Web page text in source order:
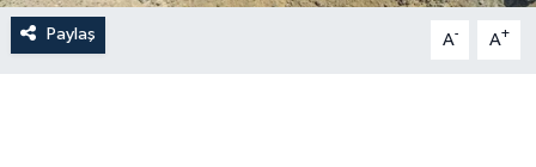
Paylaş A- A+
DÜNYA